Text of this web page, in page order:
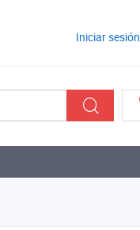
Iniciar sesión